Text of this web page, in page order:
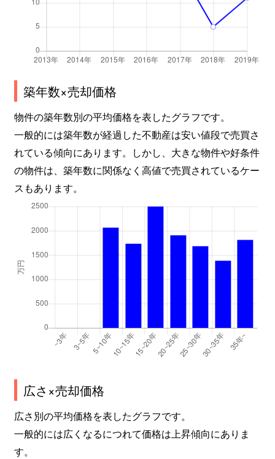
築年数×売却価格
物件の築年数別の平均価格を表したグラフです。
一般的には築年数が経過した不動産は安い値段で売買さ
れている傾向にあります。しかし、大きな物件や好条件
の物件は、築年数に関係なく高値で売買されているケー
スもあります。
広さ×売却価格
広さ別の平均価格を表したグラフです。
一般的には広くなるにつれて価格は上昇傾向にありま
す。